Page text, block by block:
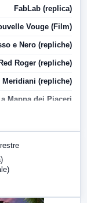
FabLab (replica)
Vouge (Film)
e Nero (repliche)
Roger (repliche)
Meridiani (repliche)
Mappa dei Piaceri